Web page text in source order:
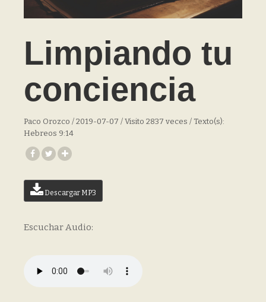
Limpiando tu
conciencia
Paco Orozco / 2019-07-07 / Visito 2837 veces / Texto(s):
Hebreos 9:14
Descargar MP3
Escuchar Audio: